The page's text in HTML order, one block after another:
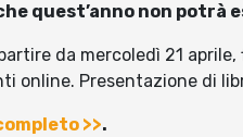
quest’anno non
da mercoledì 21
online. Presentazione di
>>.